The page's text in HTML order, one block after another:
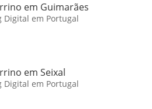
em Guimarães
Digital em Portugal
em Seixal
Digital em Portugal